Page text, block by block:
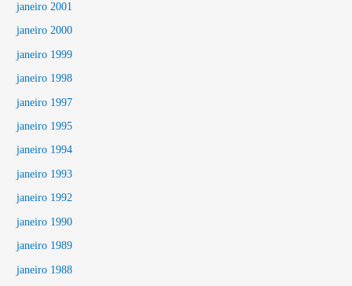
janeiro 2001
janeiro 2000
janeiro 1999
janeiro 1998
janeiro 1997
janeiro 1995
janeiro 1994
janeiro 1993
janeiro 1992
janeiro 1990
janeiro 1989
janeiro 1988